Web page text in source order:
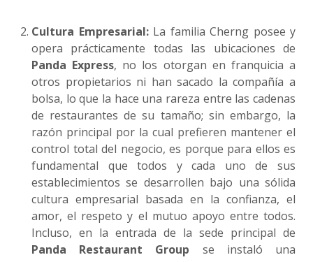
Cultura Empresarial:La familia Cherng posee y
opera prácticamente todas las ubicaciones de
Panda Express, no los otorgan en franquicia a
otros propietarios ni han sacado la compañía a
bolsa, lo que la hace una rareza entre las cadenas
de restaurantes de su tamaño; sin embargo, la
razón principal por la cual prefieren mantener el
control total del negocio, es porque para ellos es
fundamental que todos y cada uno de sus
establecimientos se desarrollen bajo una sólida
cultura empresarial basada en la confianza, el
amor, el respeto y el mutuo apoyo entre todos.
Incluso, en la entrada de la sede principal de
Panda Restaurant Group se instaló una